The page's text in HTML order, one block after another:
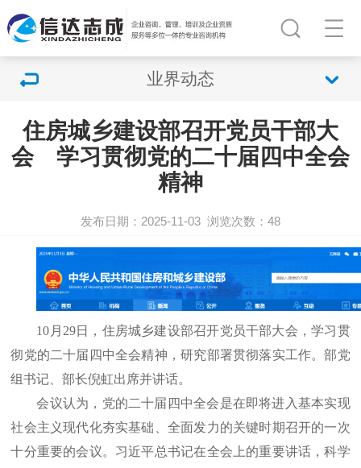
业界动态
住房城乡建设部召开党员干部大
会 学习贯彻党的二十届四中全会
精神
发布日期：2025-11-03 浏览次数：48
10月29日，住房城乡建设部召开党员干部大会，学习贯
彻党的二十届四中全会精神，研究部署贯彻落实工作。部党
组书记、部长倪虹出席并讲话。
会议认为，党的二十届四中全会是在即将进入基本实现
社会主义现代化夯实基础、全面发力的关键时期召开的一次
十分重要的会议。习近平总书记在全会上的重要讲话，科学